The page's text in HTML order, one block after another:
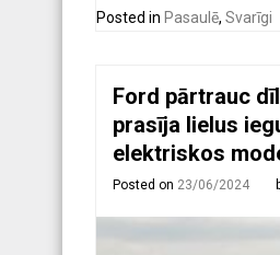
Posted in Pasaulē, Svarīgi
Ford pārtrauc
prasīja lielus
elektriskos
Posted on 23/06/2024